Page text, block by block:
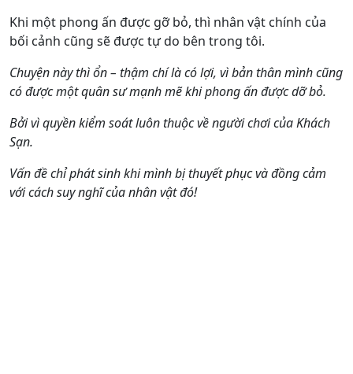
Khi một phong ấn được gỡ bỏ, thì nhân vật chính của
bối cảnh cũng sẽ được tự do bên trong tôi.
Chuyện này thì ổn – thậm chí là có lợi, vì bản thân mình cũng
có được một quân sư mạnh mẽ khi phong ấn được dỡ bỏ.
Bởi vì quyền kiểm soát luôn thuộc về người chơi của Khách
Sạn.
Vấn đề chỉ phát sinh khi mình bị thuyết phục và đồng cảm
với cách suy nghĩ của nhân vật đó!